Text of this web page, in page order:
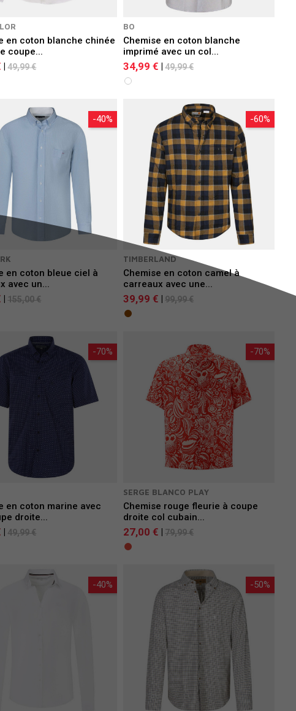
en coton blanche chinée
coupe...
|49,99 €
BO
Chemise en coton blanche
imprimé avec un col...
34,99 € |49,99 €
-40%
en coton bleue ciel à
avec un...
155,00 €
-60%
TIMBERLAND
Chemise en coton camel à
carreaux avec une...
39,99 € 99,99 €
-70%
en coton marine avec
droite...
49,99 €
-70%
SERGE BLANCO PLAY
Chemise rouge fleurie à coupe
droite col cubain...
27,00 € 79,99 €
-40% -50%